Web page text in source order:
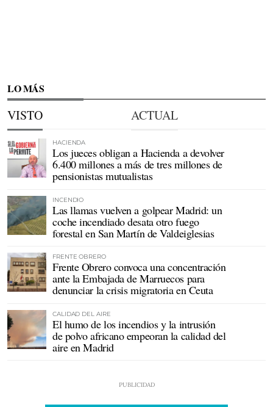
LO MÁS
VISTO ACTUAL
HACIENDA
Los jueces obligan a Hacienda a devolver
6.400 millones a más de tres millones de
pensionistas mutualistas
INCENDIO
Las llamas vuelven a golpear Madrid: un
coche incendiado desata otro fuego
forestal en San Martín de Valdeiglesias
FRENTE OBRERO
Frente Obrero convoca una concentración
ante la Embajada de Marruecos para
denunciar la crisis migratoria en Ceuta
CALIDAD DEL AIRE
El humo de los incendios y la intrusión
de polvo africano empeoran la calidad del
aire en Madrid